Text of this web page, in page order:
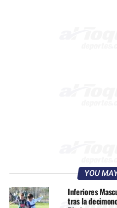
YOU
Inferiores
tras la